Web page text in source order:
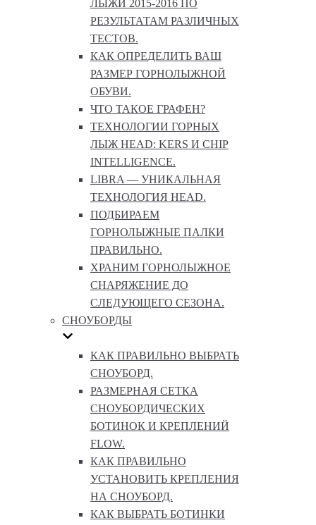
ЛЫЖИ 2015-2016 ПО
РЕЗУЛЬТАТАМ РАЗЛИЧНЫХ
ТЕСТОВ.
КАК ОПРЕДЕЛИТЬ ВАШ
РАЗМЕР ГОРНОЛЫЖНОЙ
ОБУВИ.
ЧТО ТАКОЕ ГРАФЕН?
ТЕХНОЛОГИИ ГОРНЫХ
ЛЫЖ HEAD: KERS И CHIP
INTELLIGENCE.
LIBRA — УНИКАЛЬНАЯ
ТЕХНОЛОГИЯ HEAD.
ПОДБИРАЕМ
ГОРНОЛЫЖНЫЕ ПАЛКИ
ПРАВИЛЬНО.
ХРАНИМ ГОРНОЛЫЖНОЕ
СНАРЯЖЕНИЕ ДО
СЛЕДУЮЩЕГО СЕЗОНА.
СНОУБОРДЫ
КАК ПРАВИЛЬНО ВЫБРАТЬ
СНОУБОРД.
РАЗМЕРНАЯ СЕТКА
СНОУБОРДИЧЕСКИХ
БОТИНОК И КРЕПЛЕНИЙ
FLOW.
КАК ПРАВИЛЬНО
УСТАНОВИТЬ КРЕПЛЕНИЯ
НА СНОУБОРД.
КАК ВЫБРАТЬ БОТИНКИ